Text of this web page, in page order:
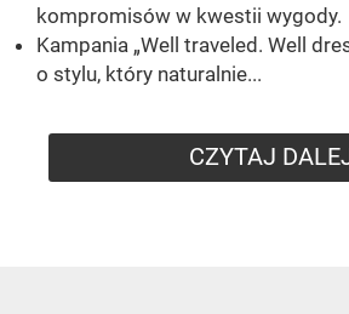
kompromisów w kwestii wygody.
Kampania „Well traveled. Well
o stylu, który naturalnie...
CZYTAJ